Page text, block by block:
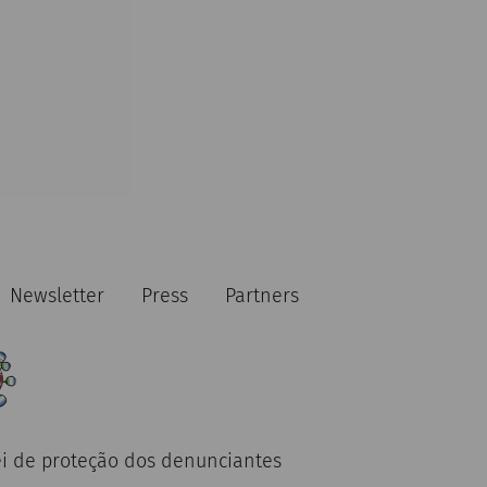
Newsletter Press Partners
de proteção dos denunciantes